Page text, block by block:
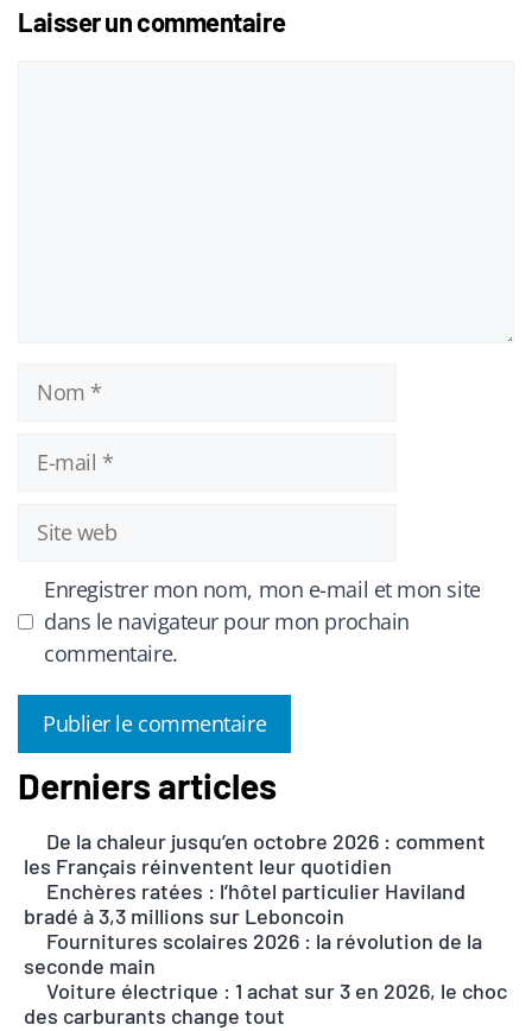
Laisser un commentaire
Nom
mail
Site
web
Enregistrer mon nom, mon e-mail et mon site
dans le navigateur pour mon prochain
commentaire.
A
e
r
a
Derniers articles
De la chaleur jusqu’en octobre 2026 : comment
les Français réinventent leur quotidien
Enchères ratées : l’hôtel particulier Haviland
bradé à 3,3 millions sur Leboncoin
Fournitures scolaires 2026 : la révolution de la
seconde main
Voiture électrique : 1 achat sur 3 en 2026, le choc
des carburants change tout